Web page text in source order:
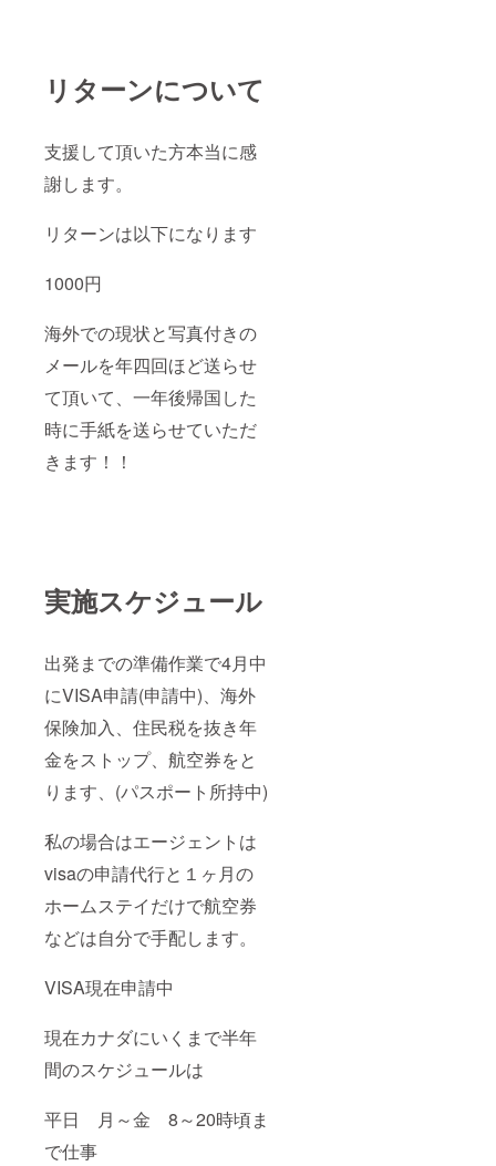
リターンについて
支援して頂いた方本当に感
謝します。
リターンは以下になります
1000円
海外での現状と写真付きの
メールを年四回ほど送らせ
て頂いて、一年後帰国した
時に手紙を送らせていただ
きます！！
実施スケジュール
出発までの準備作業で4月中
にVISA申請(申請中)、海外
保険加入、住民税を抜き年
金をストップ、航空券をと
ります、(パスポート所持中)
私の場合はエージェントは
visaの申請代行と１ヶ月の
ホームステイだけで航空券
などは自分で手配します。
VISA現在申請中
現在カナダにいくまで半年
間のスケジュールは
平日 月～金 8～20時頃ま
で仕事